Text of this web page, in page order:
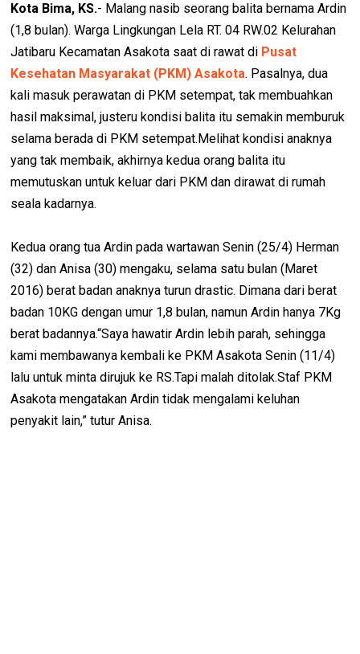
Kota Bima, KS.- Malang nasib seorang balita bernama Ardin
(1,8 bulan). Warga Lingkungan Lela RT. 04 RW.02 Kelurahan
Jatibaru Kecamatan Asakota saat di rawat di Pusat
Kesehatan Masyarakat (PKM) Asakota. Pasalnya, dua
kali masuk perawatan di PKM setempat, tak membuahkan
hasil maksimal, justeru kondisi balita itu semakin memburuk
selama berada di PKM setempat.Melihat kondisi anaknya
yang tak membaik, akhirnya kedua orang balita itu
memutuskan untuk keluar dari PKM dan dirawat di rumah
seala kadarnya.
Kedua orang tua Ardin pada wartawan Senin (25/4) Herman
(32) dan Anisa (30) mengaku, selama satu bulan (Maret
2016) berat badan anaknya turun drastic. Dimana dari berat
badan 10KG dengan umur 1,8 bulan, namun Ardin hanya 7Kg
berat badannya.“Saya hawatir Ardin lebih parah, sehingga
kami membawanya kembali ke PKM Asakota Senin (11/4)
lalu untuk minta dirujuk ke RS.Tapi malah ditolak.Staf PKM
Asakota mengatakan Ardin tidak mengalami keluhan
penyakit lain,” tutur Anisa.